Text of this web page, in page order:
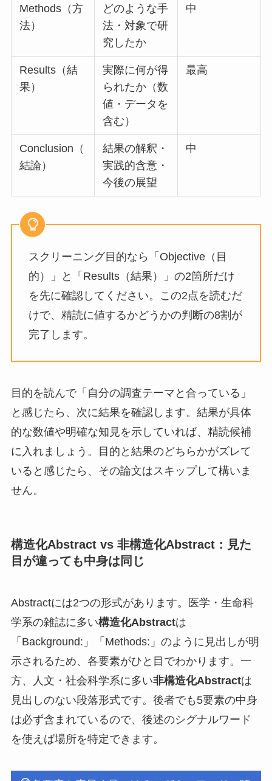
Methods（方
法）
どのような手
法・対象で研
究したか
中
Results（結
果）
実際に何が得
られたか（数
値・データを
含む）
最高
Conclusion（
結論）
結果の解釈・
実践的含意・
今後の展望
中
スクリーニング目的なら「Objective（目
的）」と「Results（結果）」の2箇所だけ
を先に確認してください。この2点を読むだ
けで、精読に値するかどうかの判断の8割が
完了します。
目的を読んで「自分の調査テーマと合っている」
と感じたら、次に結果を確認します。結果が具体
的な数値や明確な知見を示していれば、精読候補
に入れましょう。目的と結果のどちらかがズレて
いると感じたら、その論文はスキップして構いま
せん。
構造化Abstract vs 非構造化Abstract：見た
目が違っても中身は同じ
Abstractには2つの形式があります。医学・生命科
学系の雑誌に多い構造化Abstractは
「Background:」「Methods:」のように見出しが明
示されるため、各要素がひと目でわかります。一
方、人文・社会科学系に多い非構造化Abstractは
見出しのない段落形式です。後者でも5要素の中身
は必ず含まれているので、後述のシグナルワード
を使えば場所を特定できます。